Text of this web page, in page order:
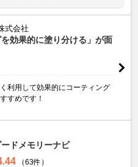
式会社
を効果的に塗り分ける」が面
利用して効果的にコーティング
すめです！
ドメモリーナビ
（63件）